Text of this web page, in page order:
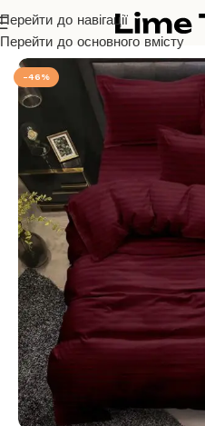
Перейти до навігації
Перейти до основного вмісту
Головна/Страйп Сатін
-46%